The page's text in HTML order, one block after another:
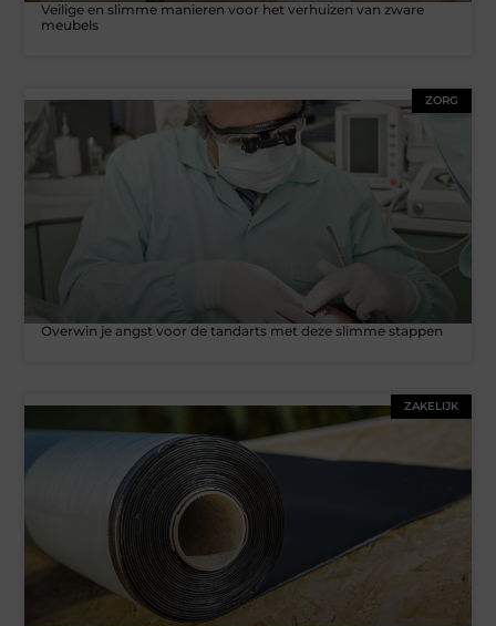
Veilige en slimme manieren voor het verhuizen van zware
meubels
ZORG
Overwin je angst voor de tandarts met deze slimme stappen
ZAKELIJK